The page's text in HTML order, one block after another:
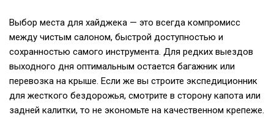
Выбор места для хайджека — это всегда компромисс
между чистым салоном, быстрой доступностью и
сохранностью самого инструмента. Для редких выездов
выходного дня оптимальным остается багажник или
перевозка на крыше. Если же вы строите экспедиционник
для жесткого бездорожья, смотрите в сторону капота или
задней калитки, то не экономьте на качественном крепеже.